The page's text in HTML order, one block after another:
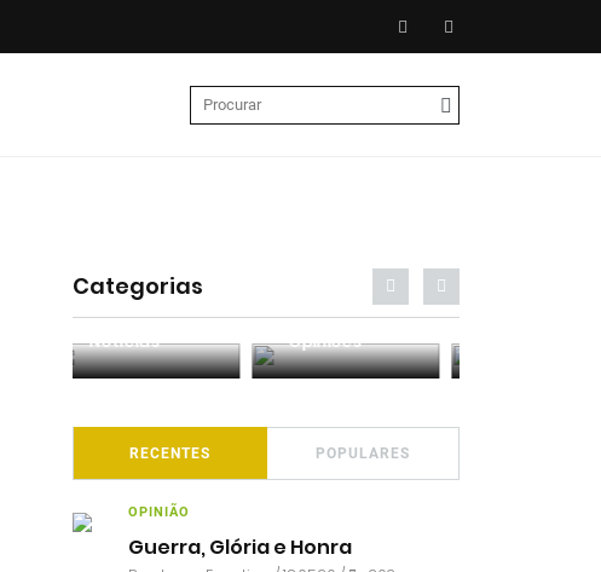
Categorias
Entrevistas Análises
RECENTES POPULARES
OPINIÃO
Guerra, Glória e Honra